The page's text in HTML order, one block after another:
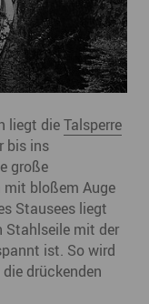
liegt dieTalsperre
bis ins
große
mit bloßem Auge
Stausees liegt
Stahlseile mit der
ist. So wird
drückenden